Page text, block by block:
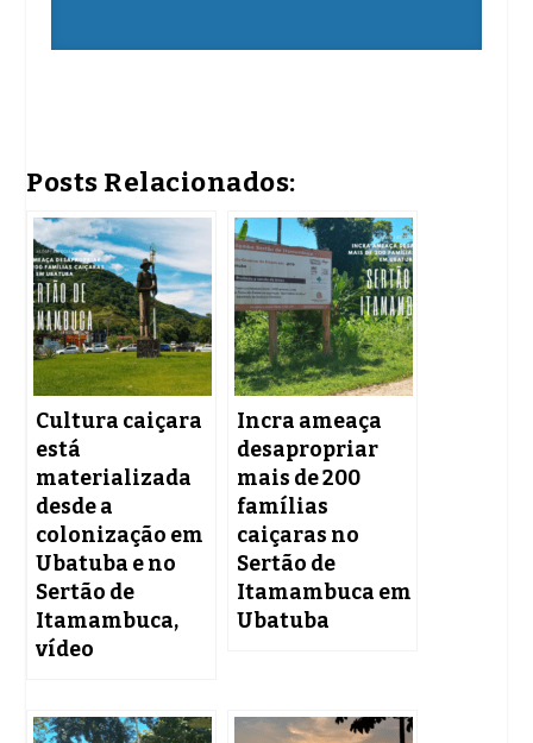
Posts Relacionados:
Cultura caiçara
está
materializada
desde a
colonização em
Ubatuba e no
Sertão de
Itamambuca,
vídeo
Incra ameaça
desapropriar
mais de 200
famílias
caiçaras no
Sertão de
Itamambuca em
Ubatuba